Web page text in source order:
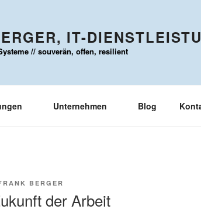
IT-
// souverän, offen, resilient
Unternehmen Blog
BERGER
der Arbeit